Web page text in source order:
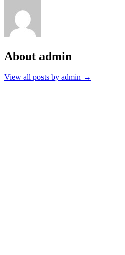
About admin
View all posts by admin →